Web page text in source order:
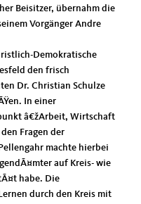
Beisitzer, übernahm die
Vorgänger Andre
Demokratische
den frisch
Dr. Christian Schulze
In einer
â€žArbeit, Wirtschaft
Fragen der
machte hierbei
auf Kreis- wie
habe. Die
durch den Kreis mit